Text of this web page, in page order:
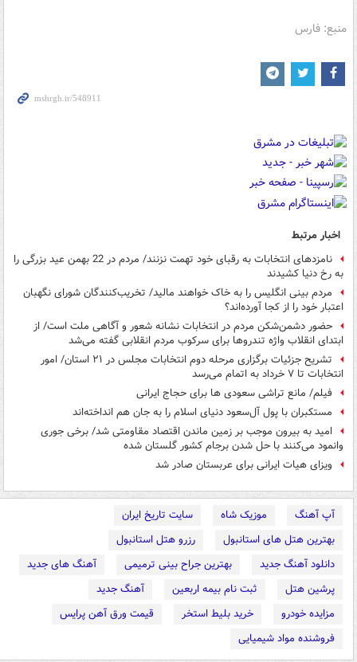
منبع: فارس
اخبار مرتبط
نامزدهای انتخابات به رقبای خود تهمت نزنند/ مردم در 22 بهمن عید بزرگی را
به رخ دنیا کشیدند
مردم بینی انگلیس را به خاک خواهند مالید/ تخریب‌کنندگان شورای نگهبان
اعتبار خود را از کجا آورده‌اند؟
حضور دشمن‌شکن مردم در انتخابات نشانه شعور و آگاهی ملت است/ از
ابتدای انقلاب واژه تندروها برای سرکوب مردم انقلابی گفته می‌شد
تشریح جزئیات برگزاری مرحله دوم انتخابات مجلس در ۲۱ استان/ امور
انتخابات تا ۷ خرداد به اتمام می‌رسد
فیلم/ مانع تراشی سعودی ها برای حجاج ایرانی
مستکبران با پول آل‌سعود دنیای اسلام را به‌ جان هم انداخته‌اند
امید به بیرون موجب بر زمین ماندن اقتصاد مقاومتی شد/ برخی جوری
وانمود می‌کنند با حل شدن برجام کشور گلستان شده
ویزای هیات ایرانی برای عربستان صادر شد
آپ آهنگ موزیک شاه
سایت تاریخ ایران
بهترین هتل های استانبول
رزرو هتل استانبول
دانلود آهنگ جدید
بهترین جراح بینی ترمیمی
آهنگ های جدید
پرشین هتل
ثبت نام بیمه اربعین
آهنگ جدید
مزایده خودرو
خرید بلیط استخر
قیمت ورق آهن پرایس
فروشنده مواد شیمیایی